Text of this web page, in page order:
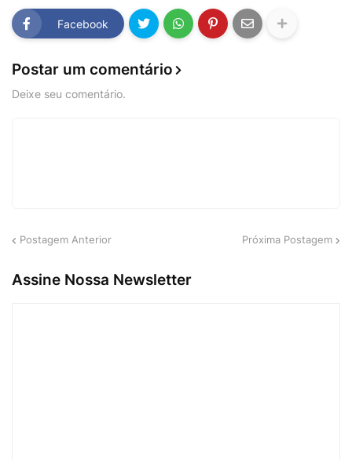
Facebook
Postar um comentário
Deixe seu comentário.
Postagem Anterior Próxima Postagem
Assine Nossa Newsletter